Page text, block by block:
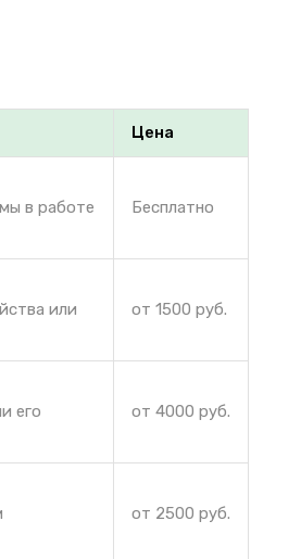
Цена
в работе
Бесплатно
или
от 1500 руб.
его
от 4000 руб.
от 2500 руб.